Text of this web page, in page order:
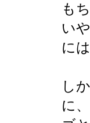
も
い
に
し
に